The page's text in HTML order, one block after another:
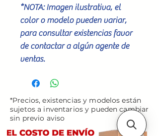
*NOTA: Imagen ilustrativa, el
color o modelo pueden variar,
para consultar existencias favor
de contactar a algún agente de
ventas.
*Precios, existencias y modelos están
sujetos a inventarios y pueden cambiar
sin previo aviso